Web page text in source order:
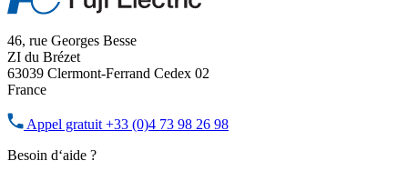
46, rue Georges Besse
ZI du Brézet
63039 Clermont-Ferrand Cedex 02
France
Appel gratuit+33 (0)4 73 98 26 98
Besoin d‘aide ?